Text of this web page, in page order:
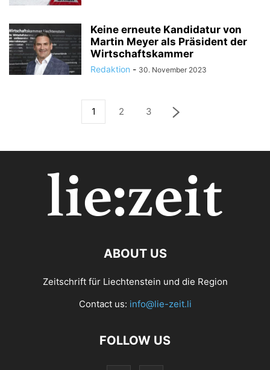
Keine erneute Kandidatur von
Martin Meyer als Präsident der
Wirtschaftskammer
Redaktion - 30. November 2023
1 2 3
ABOUT US
Zeitschrift für Liechtenstein und die Region
Contact us: info@lie-zeit.li
FOLLOW US